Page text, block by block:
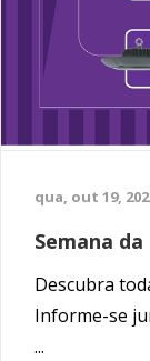
tem para
qua, out 19,
Semana
Descubra
Informe-se
...